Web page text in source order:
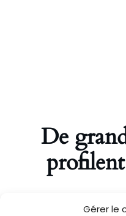
Gérer le
De
Quelque chose d’énorme